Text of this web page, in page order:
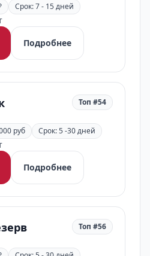
Срок: 7 - 15 дней
Подробнее
Топ #54
руб Срок: 5 -30 дней
Подробнее
Топ #56